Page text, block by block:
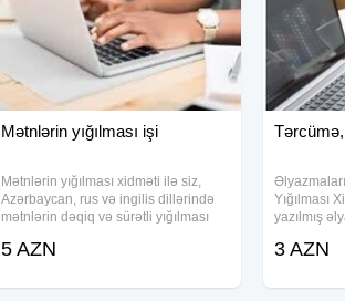
Mətnlərin yığılması işi
Mətnlərin yığılması xidməti ilə siz,
Azərbaycan, rus və ingilis dillərində
mətnlərin dəqiq və sürətli yığılması
bilərsiniz. Xüsusilə, Kiril əlifbasından
5 AZN
Yığılması
yazılmış
əlifbası ilə
qəpik
3 AZN